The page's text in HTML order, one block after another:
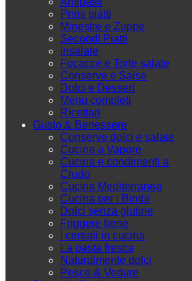
Primi piatti
Minestre e Zuppe
Secondi Piatti
Insalate
Focacce e Torte salate
Conserve e Salse
Dolci e Dessert
Menu completi
Ricettari
Gusto & Benessere
Conserve dolci e salate
Cucina a Vapore
Cucina e condimenti a
Crudo
Cucina Mediterranea
Cucina per i Bimbi
Dolci senza glutine
Friggere bene
I cereali in cucina
La pasta fresca
Naturalmente dolci
Pesce & Vedure